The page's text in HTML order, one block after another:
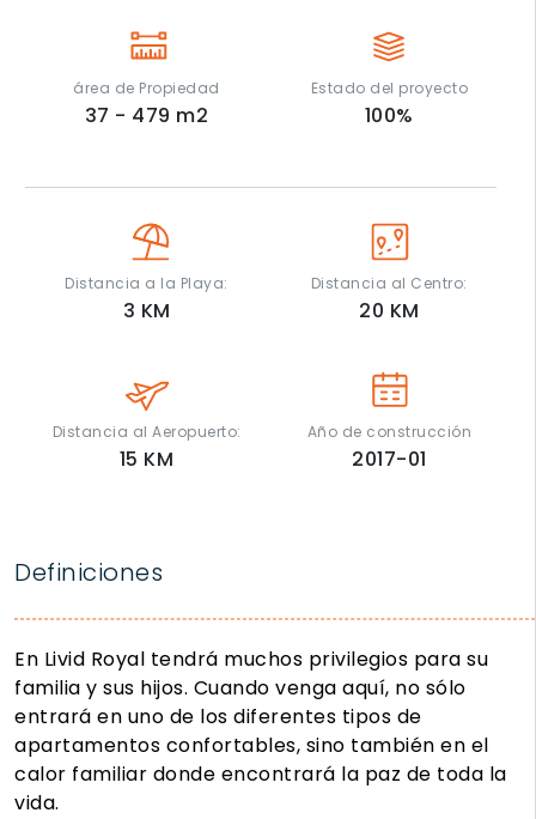
área de Propiedad
37 - 479 m2
Estado del proyecto
100%
Distancia a la Playa:
3 KM
Distancia al Centro:
20 KM
Distancia al Aeropuerto:
15 KM
Año de construcción
2017-01
Definiciones
En Livid Royal tendrá muchos privilegios para su
familia y sus hijos. Cuando venga aquí, no sólo
entrará en uno de los diferentes tipos de
apartamentos confortables, sino también en el
calor familiar donde encontrará la paz de toda la
vida.